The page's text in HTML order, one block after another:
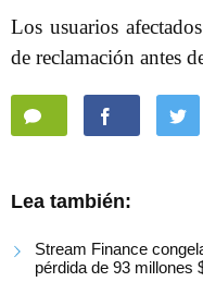
Los usuarios
de reclamación antes
Lea también:
Stream Finance
pérdida de 93 millones